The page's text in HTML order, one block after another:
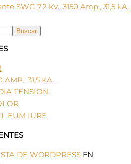
SWG 7,2 kV., 3150 Amp., 31,5 kA.
Buscar
AMP., 31,5 KA.
TENSION
EUM IURE
DE WORDPRESS EN